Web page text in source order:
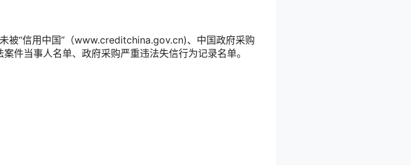
被“信用中国”（www.creditchina.gov.cn)、中国政府采购
件当事人名单、政府采购严重违法失信行为记录名单。